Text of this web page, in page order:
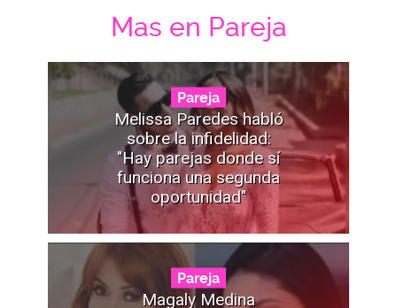
Mas en Pareja
Pareja
Melissa Paredes habló
sobre la infidelidad:
"Hay parejas donde sí
funciona una segunda
oportunidad"
Pareja
Magaly Medina